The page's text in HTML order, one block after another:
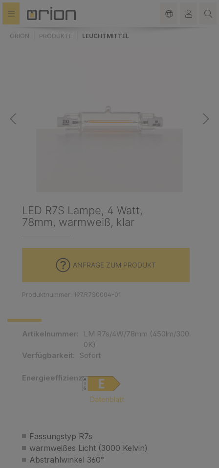
springen
ORION PRODUKTE LEUCHTMITTEL
LED R7S Lampe, 4 Watt,
78mm, warmweiß, klar
Fassungstyp R7s
warmweißes Licht (3000 Kelvin)
Abstrahlwinkel 360°
Artikelnummer:
LM R7s/4W/78mm (450lm/300
0K)
Verfügbarkeit:
Sofort
Energieeffizienz:EMPTY
Datenblatt
ANFRAGE ZUM PRODUKT
Produktnummer: 197.R7S0004-01